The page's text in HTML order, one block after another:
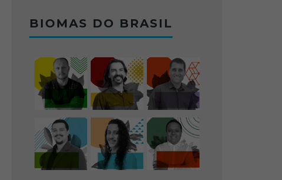
BIOMAS DO BRASIL